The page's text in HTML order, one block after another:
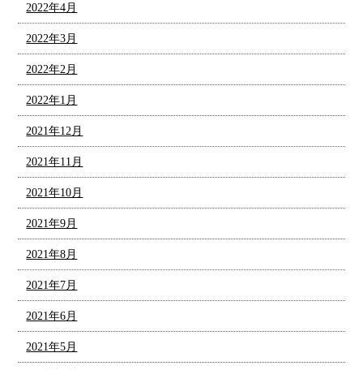
2022年4月
2022年3月
2022年2月
2022年1月
2021年12月
2021年11月
2021年10月
2021年9月
2021年8月
2021年7月
2021年6月
2021年5月